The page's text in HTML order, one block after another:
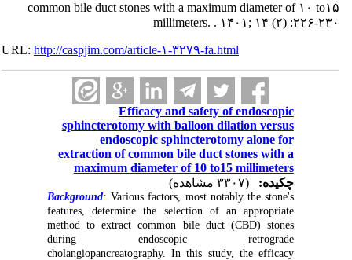
common bile duct stones with a maximum diameter of ۱۰ to۱۵
millimeters. . ۱۴۰۱; ۱۴ (۲) :۲۲۶-۲۳۰
URL:http://caspjim.com/article-۱-۳۲۷۹-fa.html
Efficacy and safety of endoscopic
sphincterotomy with balloon dilation versus
endoscopic sphincterotomy alone for
extraction of common bile duct stones with a
maximum diameter of 10 to15 millimeters
چکیده:
Background:Various factors, most notably the stone's
features, determine the selection of an appropriate
method to extract common bile duct (CBD) stones
during endoscopic retrograde
cholangiopancreatography. In this study, the efficacy